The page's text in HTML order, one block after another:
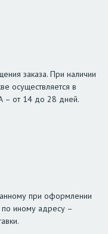
заказа. При наличии
осуществляется в
– от 14 до 28 дней.
при оформлении
по иному адресу –